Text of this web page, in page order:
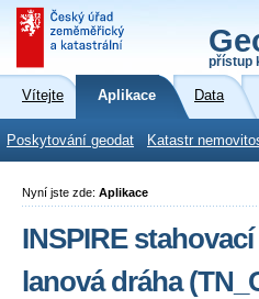
přístup
Vítejte Aplikace Data
Poskytování geodat Katastr
Nyní jste zde: Aplikace
INSPIRE
lanová dráha